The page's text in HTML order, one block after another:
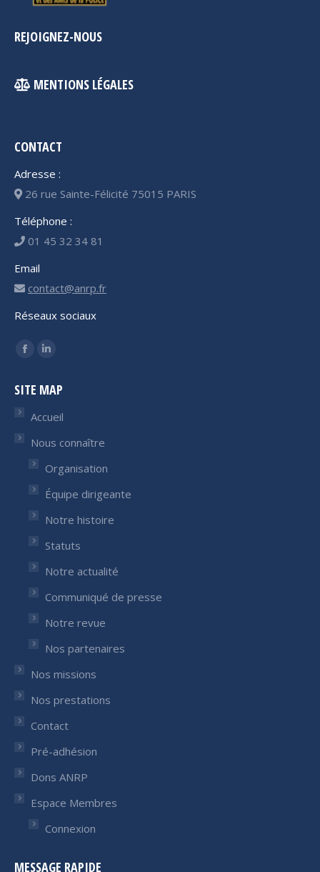
REJOIGNEZ-NOUS
MENTIONS LÉGALES
CONTACT
Adresse :
26 rue Sainte-Félicité 75015 PARIS
Téléphone :
01 45 32 34 81
Email
contact@anrp.fr
Réseaux sociaux
Trouvez nous sur :
Facebook
opens
window
LinkedIn
opens
in
window
SITE MAP
Accueil
Nous connaître
Organisation
Équipe dirigeante
Notre histoire
Statuts
Notre actualité
Communiqué de presse
Notre revue
Nos partenaires
Nos missions
Nos prestations
Contact
Pré-adhésion
Dons ANRP
Espace Membres
Connexion
MESSAGE RAPIDE